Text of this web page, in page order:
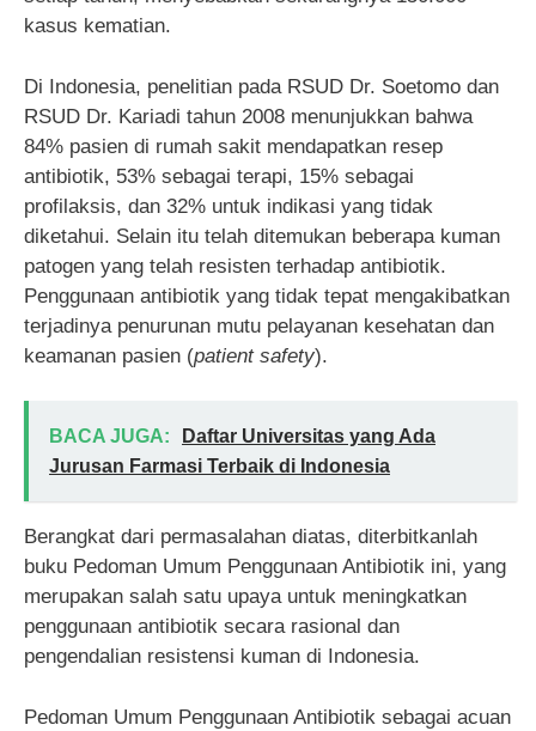
kasus kematian.
Di Indonesia, penelitian pada RSUD Dr. Soetomo dan
RSUD Dr. Kariadi tahun 2008 menunjukkan bahwa
84% pasien di rumah sakit mendapatkan resep
antibiotik, 53% sebagai terapi, 15% sebagai
profilaksis, dan 32% untuk indikasi yang tidak
diketahui. Selain itu telah ditemukan beberapa kuman
patogen yang telah resisten terhadap antibiotik.
Penggunaan antibiotik yang tidak tepat mengakibatkan
terjadinya penurunan mutu pelayanan kesehatan dan
keamanan pasien (patient safety).
BACA JUGA:
Daftar Universitas yang Ada
Jurusan Farmasi Terbaik di Indonesia
Berangkat dari permasalahan diatas, diterbitkanlah
buku Pedoman Umum Penggunaan Antibiotik ini, yang
merupakan salah satu upaya untuk meningkatkan
penggunaan antibiotik secara rasional dan
pengendalian resistensi kuman di Indonesia.
Pedoman Umum Penggunaan Antibiotik sebagai acuan